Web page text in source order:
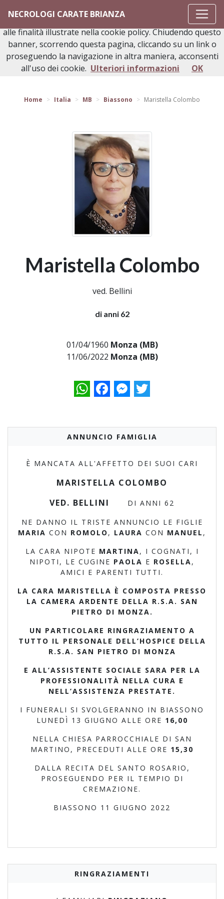
NECROLOGI CARATE BRIANZA
Torna indietro
Home Italia MB Biassono Maristella Colombo
Maristella Colombo
ved. Bellini
di anni 62
01/04/1960 Monza (MB)
11/06/2022 Monza (MB)
WhatsAppFacebookMessenger
Twitter
ANNUNCIO FAMIGLIA
È MANCATA ALL'AFFETTO DEI SUOI CARI
MARISTELLA COLOMBO
VED. BELLINI
DI ANNI 62
NE DANNO IL TRISTE ANNUNCIO LE FIGLIE
MARIA CON ROMOLO , LAURA CON MANUEL ,
LA CARA NIPOTE MARTINA, I COGNATI, I
NIPOTI, LE CUGINE PAOLA E ROSELLA,
AMICI E PARENTI TUTTI.
LA CARA MARISTELLA È COMPOSTA PRESSO
LA CAMERA ARDENTE DELLA R.S.A. SAN
PIETRO DI MONZA.
UN PARTICOLARE RINGRAZIAMENTO A
TUTTO IL PERSONALE DELL’HOSPICE DELLA
R.S.A. SAN PIETRO DI MONZA
E ALL’ASSISTENTE SOCIALE SARA PER LA
PROFESSIONALITÀ NELLA CURA E
NELL’ASSISTENZA PRESTATE.
I FUNERALI SI SVOLGERANNO IN BIASSONO
LUNEDÌ 13 GIUGNO ALLE ORE 16,00
NELLA CHIESA PARROCCHIALE DI SAN
MARTINO, PRECEDUTI ALLE ORE 15,30
DALLA RECITA DEL SANTO ROSARIO,
PROSEGUENDO PER IL TEMPIO DI
CREMAZIONE.
BIASSONO 11 GIUGNO 2022
RINGRAZIAMENTI
Questo sito o gli strumenti terzi da questo utilizzati si
avvalgono di cookie necessari al funzionamento ed utili
alle finalità illustrate nella cookie policy. Chiudendo questo
banner, scorrendo questa pagina, cliccando su un link o
proseguendo la navigazione in altra maniera, acconsenti
all'uso dei cookie. Ulteriori informazioni OK